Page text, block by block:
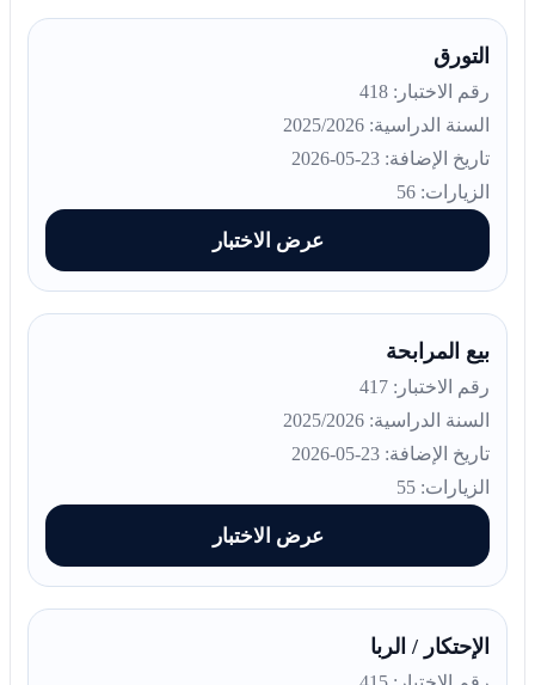
التورق
رقم الاختبار: 418
السنة الدراسية: 2025/2026
تاريخ الإضافة: 23-05-2026
الزيارات: 56
عرض الاختبار
بيع المرابحة
رقم الاختبار: 417
السنة الدراسية: 2025/2026
تاريخ الإضافة: 23-05-2026
الزيارات: 55
عرض الاختبار
الإحتكار / الربا